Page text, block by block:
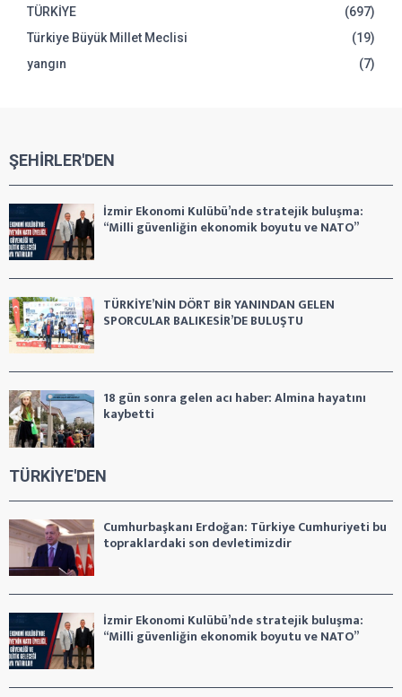
TÜRKİYE
(697)
Türkiye Büyük Millet Meclisi
(19)
yangın
(7)
ŞEHİRLER'DEN
İzmir Ekonomi Kulübü’nde stratejik buluşma:
“Milli güvenliğin ekonomik boyutu ve NATO”
TÜRKİYE’NİN DÖRT BİR YANINDAN GELEN
SPORCULAR BALIKESİR’DE BULUŞTU
18 gün sonra gelen acı haber: Almina hayatını
kaybetti
TÜRKİYE'DEN
Cumhurbaşkanı Erdoğan: Türkiye Cumhuriyeti bu
topraklardaki son devletimizdir
İzmir Ekonomi Kulübü’nde stratejik buluşma:
“Milli güvenliğin ekonomik boyutu ve NATO”